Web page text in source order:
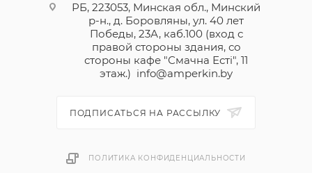
РБ, 223053, Минская обл., Минский
р-н., д. Боровляны, ул. 40 лет
Победы, 23А, каб.100 (вход с
правой стороны здания, со
стороны кафе "Смачна Естi", 11
этаж.) info@amperkin.by
ПОДПИСАТЬСЯ НА РАССЫЛКУ
ПОЛИТИКА КОНФИДЕНЦИАЛЬНОСТИ